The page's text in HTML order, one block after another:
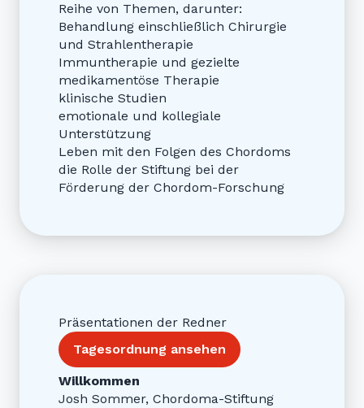
Reihe von Themen, darunter:
Behandlung einschließlich Chirurgie
und Strahlentherapie
Immuntherapie und gezielte
medikamentöse Therapie
klinische Studien
emotionale und kollegiale
Unterstützung
Leben mit den Folgen des Chordoms
die Rolle der Stiftung bei der
Förderung der Chordom-Forschung
Präsentationen der Redner
Tagesordnung ansehen
Willkommen
Josh Sommer, Chordoma-Stiftung